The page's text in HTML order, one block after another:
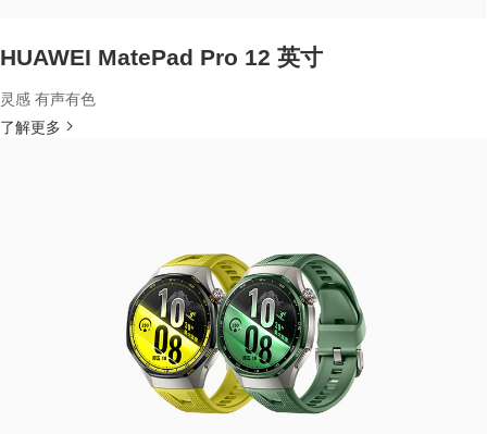
HUAWEI MatePad Pro 12 英寸
灵感 有声有色
了解更多